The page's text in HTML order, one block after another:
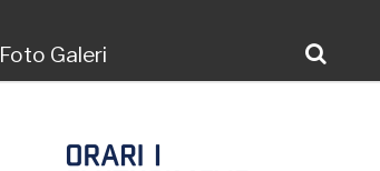
Foto Galeri